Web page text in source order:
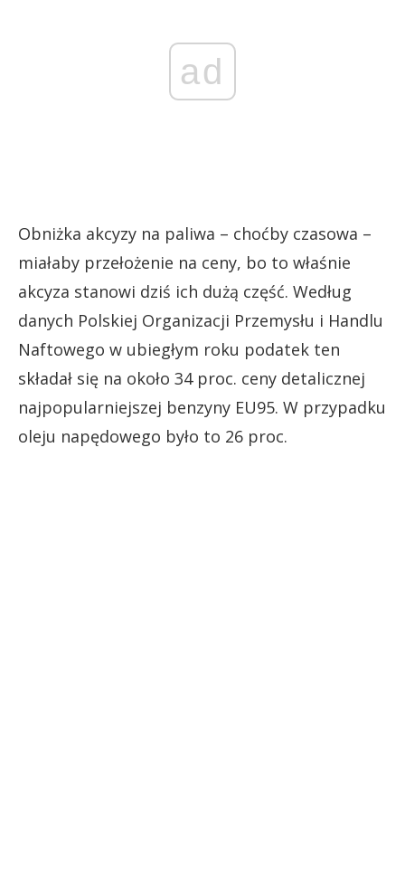
ad
Obniżka akcyzy na paliwa – choćby czasowa –
miałaby przełożenie na ceny, bo to właśnie
akcyza stanowi dziś ich dużą część. Według
danych Polskiej Organizacji Przemysłu i Handlu
Naftowego w ubiegłym roku podatek ten
składał się na około 34 proc. ceny detalicznej
najpopularniejszej benzyny EU95. W przypadku
oleju napędowego było to 26 proc.